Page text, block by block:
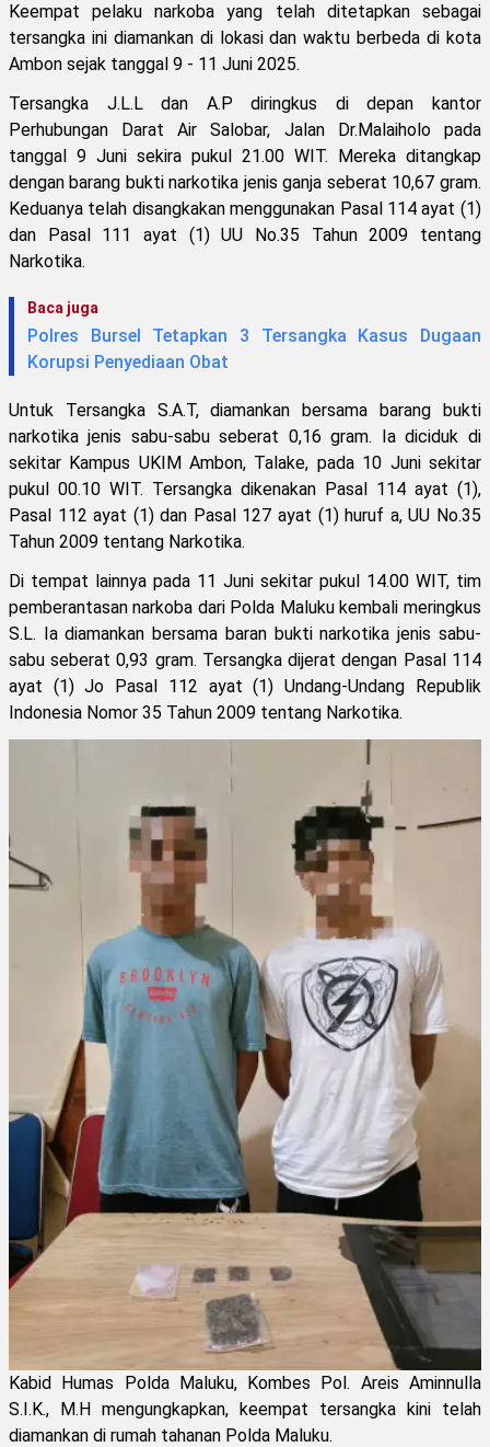
Keempat pelaku narkoba yang telah ditetapkan sebagai
tersangka ini diamankan di lokasi dan waktu berbeda di kota
Ambon sejak tanggal 9 - 11 Juni 2025.
Tersangka J.L.L dan A.P diringkus di depan kantor
Perhubungan Darat Air Salobar, Jalan Dr.Malaiholo pada
tanggal 9 Juni sekira pukul 21.00 WIT. Mereka ditangkap
dengan barang bukti narkotika jenis ganja seberat 10,67 gram.
Keduanya telah disangkakan menggunakan Pasal 114 ayat (1)
dan Pasal 111 ayat (1) UU No.35 Tahun 2009 tentang
Narkotika.
Baca juga
Polres Bursel Tetapkan 3 Tersangka Kasus Dugaan
Korupsi Penyediaan Obat
Untuk Tersangka S.A.T, diamankan bersama barang bukti
narkotika jenis sabu-sabu seberat 0,16 gram. Ia diciduk di
sekitar Kampus UKIM Ambon, Talake, pada 10 Juni sekitar
pukul 00.10 WIT. Tersangka dikenakan Pasal 114 ayat (1),
Pasal 112 ayat (1) dan Pasal 127 ayat (1) huruf a, UU No.35
Tahun 2009 tentang Narkotika.
Di tempat lainnya pada 11 Juni sekitar pukul 14.00 WIT, tim
pemberantasan narkoba dari Polda Maluku kembali meringkus
S.L. Ia diamankan bersama baran bukti narkotika jenis sabu-
sabu seberat 0,93 gram. Tersangka dijerat dengan Pasal 114
ayat (1) Jo Pasal 112 ayat (1) Undang-Undang Republik
Indonesia Nomor 35 Tahun 2009 tentang Narkotika.
Kabid Humas Polda Maluku, Kombes Pol. Areis Aminnulla
S.I.K., M.H mengungkapkan, keempat tersangka kini telah
diamankan di rumah tahanan Polda Maluku.